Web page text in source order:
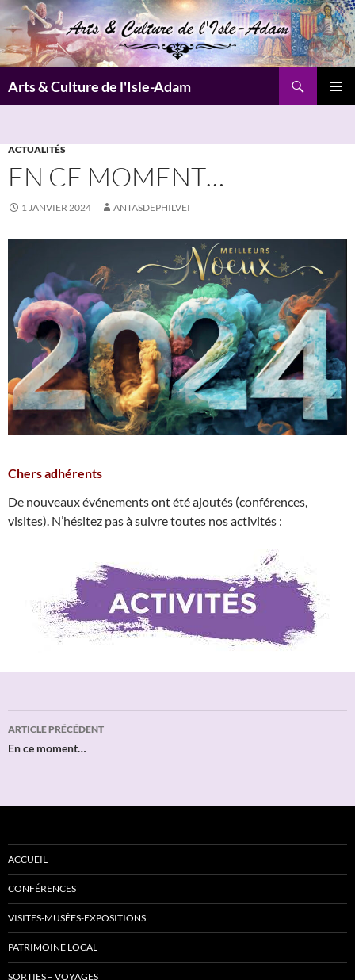
Aller
au
contenu
Arts & Culture de l'Isle-Adam
ACTUALITÉS
EN CE MOMENT…
1 JANVIER 2024 ANTASDEPHILVEI
Chers adhérents
De nouveaux événements ont été ajoutés (conférences,
visites). N’hésitez pas à suivre toutes nos activités :
Navigation
des
ARTICLE PRÉCÉDENT
En ce moment…
ACCUEIL
CONFÉRENCES
VISITES-MUSÉES-EXPOSITIONS
PATRIMOINE LOCAL
SORTIES – VOYAGES